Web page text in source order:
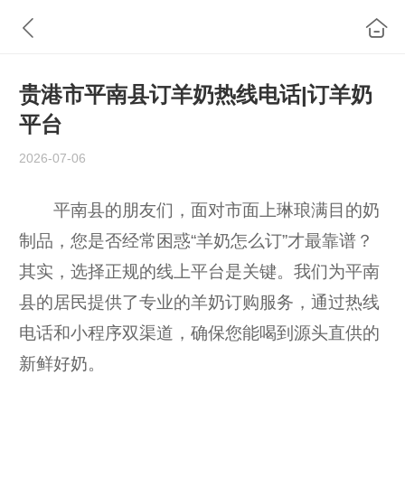
贵港市平南县订羊奶热线电话|订羊奶
平台
2026-07-06
平南县的朋友们，面对市面上琳琅满目的奶
制品，您是否经常困惑“羊奶怎么订”才最靠谱？
其实，选择正规的线上平台是关键。我们为平南
县的居民提供了专业的羊奶订购服务，通过热线
电话和小程序双渠道，确保您能喝到源头直供的
新鲜好奶。